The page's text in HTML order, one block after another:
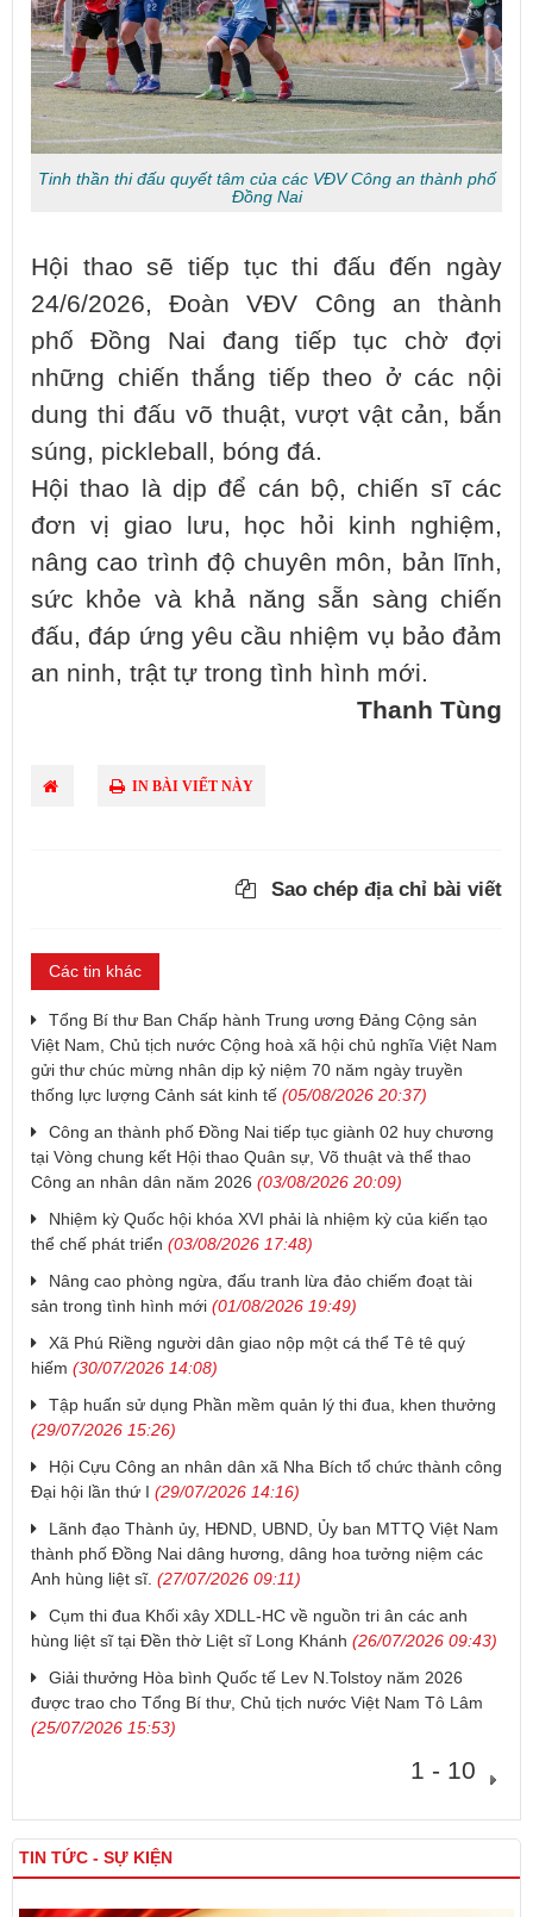
Tinh thần thi đấu quyết tâm của các VĐV Công an thành phố
Đồng Nai
Hội thao sẽ tiếp tục thi đấu đến ngày
24/6/2026, Đoàn VĐV Công an thành
phố Đồng Nai đang tiếp tục chờ đợi
những chiến thắng tiếp theo ở các nội
dung thi đấu võ thuật, vượt vật cản, bắn
súng, pickleball, bóng đá.
Hội thao là dịp để cán bộ, chiến sĩ các
đơn vị giao lưu, học hỏi kinh nghiệm,
nâng cao trình độ chuyên môn, bản lĩnh,
sức khỏe và khả năng sẵn sàng chiến
đấu, đáp ứng yêu cầu nhiệm vụ bảo đảm
an ninh, trật tự trong tình hình mới.
Thanh Tùng
IN BÀI VIẾT NÀY
Sao chép địa chỉ bài viết
Các tin khác
Tổng Bí thư Ban Chấp hành Trung ương Đảng Cộng sản
Việt Nam, Chủ tịch nước Cộng hoà xã hội chủ nghĩa Việt Nam
gửi thư chúc mừng nhân dịp kỷ niệm 70 năm ngày truyền
thống lực lượng Cảnh sát kinh tế (05/08/2026 20:37)
Công an thành phố Đồng Nai tiếp tục giành 02 huy chương
tại Vòng chung kết Hội thao Quân sự, Võ thuật và thể thao
Công an nhân dân năm 2026 (03/08/2026 20:09)
Nhiệm kỳ Quốc hội khóa XVI phải là nhiệm kỳ của kiến tạo
thể chế phát triển (03/08/2026 17:48)
Nâng cao phòng ngừa, đấu tranh lừa đảo chiếm đoạt tài
sản trong tình hình mới (01/08/2026 19:49)
Xã Phú Riềng người dân giao nộp một cá thể Tê tê quý
hiếm (30/07/2026 14:08)
Tập huấn sử dụng Phần mềm quản lý thi đua, khen thưởng
(29/07/2026 15:26)
Hội Cựu Công an nhân dân xã Nha Bích tổ chức thành công
Đại hội lần thứ I (29/07/2026 14:16)
Lãnh đạo Thành ủy, HĐND, UBND, Ủy ban MTTQ Việt Nam
thành phố Đồng Nai dâng hương, dâng hoa tưởng niệm các
Anh hùng liệt sĩ. (27/07/2026 09:11)
Cụm thi đua Khối xây XDLL-HC về nguồn tri ân các anh
hùng liệt sĩ tại Đền thờ Liệt sĩ Long Khánh (26/07/2026 09:43)
Giải thưởng Hòa bình Quốc tế Lev N.Tolstoy năm 2026
được trao cho Tổng Bí thư, Chủ tịch nước Việt Nam Tô Lâm
(25/07/2026 15:53)
1 - 10
TIN TỨC - SỰ KIỆN